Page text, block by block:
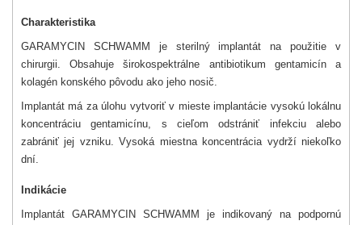
Charakteristika
GARAMYCIN SCHWAMM je sterilný implantát na použitie v
chirurgii. Obsahuje širokospektrálne antibiotikum gentamicín a
kolagén konského pôvodu ako jeho nosič.
Implantát má za úlohu vytvoriť v mieste implantácie vysokú lokálnu
koncentráciu gentamicínu, s cieľom odstrániť infekciu alebo
zabrániť jej vzniku. Vysoká miestna koncentrácia vydrží niekoľko
dní.
Indikácie
Implantát GARAMYCIN SCHWAMM je indikovaný na podpornú